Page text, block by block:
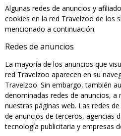
Algunas redes de anuncios y
cookies en la red Travelzoo de los
mencionado a continuación.
Redes de anuncios
La mayoría de los anuncios que
red Travelzoo aparecen en su
Travelzoo. Sin embargo, también
denominadas redes de anuncios,
nuestras páginas web. Las redes
de anuncios de terceros, agencias
tecnología publicitaria y empresas